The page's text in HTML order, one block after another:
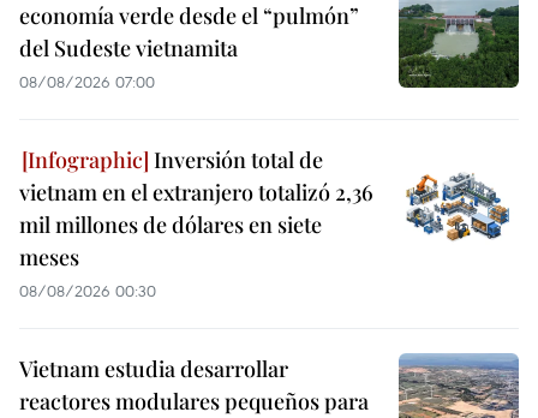
economía verde desde el “pulmón”
del Sudeste vietnamita
08/08/2026 07:00
Inversión total de
vietnam en el extranjero totalizó 2,36
mil millones de dólares en siete
meses
08/08/2026 00:30
Vietnam estudia desarrollar
reactores modulares pequeños para